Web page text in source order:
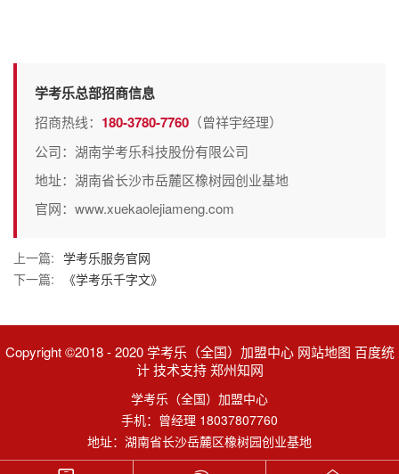
学考乐总部招商信息
招商热线： 180-3780-7760 （曾祥宇经理）
公司：湖南学考乐科技股份有限公司
地址：湖南省长沙市岳麓区橡树园创业基地
官网：www.xuekaolejiameng.com
上一篇: 学考乐服务官网
下一篇:
《学考乐千字文》
Copyright ©2018 - 2020 学考乐（全国）加盟中心 网站地图 百度统
计 技术支持 郑州知网
学考乐（全国）加盟中心
手机：曾经理 18037807760
地址：湖南省长沙岳麓区橡树园创业基地